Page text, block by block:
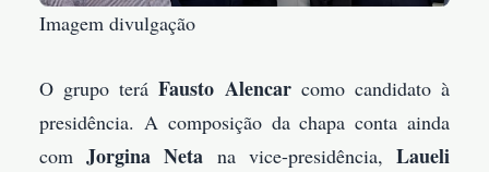
Imagem divulgação
O grupo terá Fausto Alencarcomo candidato à
presidência. A composição da chapa conta ainda
com Jorgina Neta na vice-presidência,Laueli